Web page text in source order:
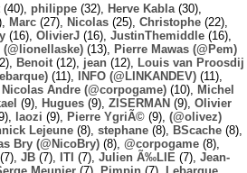
(40), philippe (32), Herve Kabla (30),
Marc (27), Nicolas (25), Christophe (22),
(16), OlivierJ (16), JustinThemiddle (16),
(13),
Pierre Mawas (@Pem)
Benoit (12), jean (12),
Louis van Proosdij
(11), INFO (@LINKANDEV) (11),
Nicolas Andre (@corpogame) (10),
Michel
(9), Hugues (9), ZISERMAN (9), Olivier
laozi (9), Pierre YgriÃ© (9), (@olivez)
Lejeune (8), stephane (8), BScache (8),
Bry (@NicoBry) (8), @corpogame (8),
(7), JB (7), ITI (7), Julien Ã‰LIE (7), Jean-